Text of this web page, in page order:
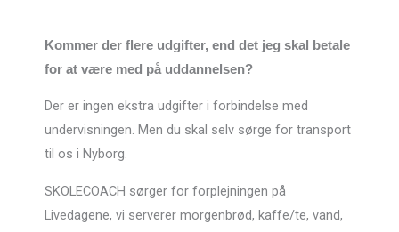
Kommer der flere udgifter, end det jeg skal betale
for at være med på uddannelsen?
Der er ingen ekstra udgifter i forbindelse med
undervisningen. Men du skal selv sørge for transport
til os i Nyborg.
SKOLECOACH sørger for forplejningen på
Livedagene, vi serverer morgenbrød, kaffe/te, vand,